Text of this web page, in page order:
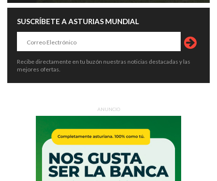
SUSCRÍBETE A ASTURIAS MUNDIAL
Recibe directamente en tu buzón nuestras noticias destacadas y las
mejores ofertas.
ANUNCIO